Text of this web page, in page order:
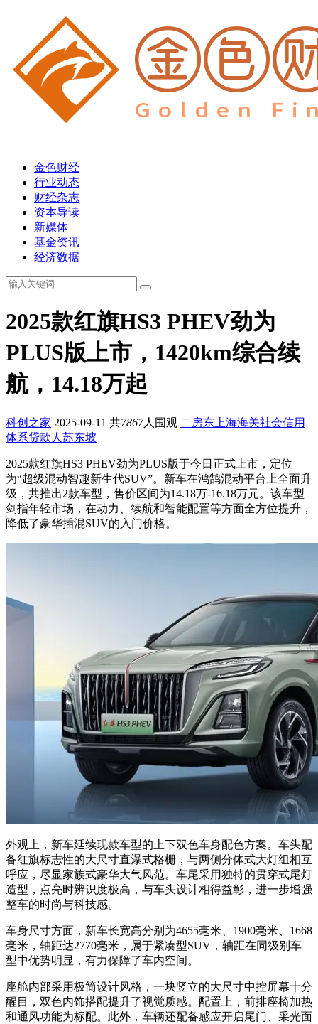
金色财经
行业动态
财经杂志
资本导读
新媒体
基金资讯
经济数据
2025款红旗HS3 PHEV劲为
PLUS版上市，1420km综合续
航，14.18万起
科创之家 2025-09-11 共7867人围观 二房东 上海海关社会信用
体系贷款人 苏东坡
2025款红旗HS3 PHEV劲为PLUS版于今日正式上市，定位
为“超级混动智趣新生代SUV”。新车在鸿鹄混动平台上全面升
级，共推出2款车型，售价区间为14.18万-16.18万元。该车型
剑指年轻市场，在动力、续航和智能配置等方面全方位提升，
降低了豪华插混SUV的入门价格。
外观上，新车延续现款车型的上下双色车身配色方案。车头配
备红旗标志性的大尺寸直瀑式格栅，与两侧分体式大灯组相互
呼应，尽显家族式豪华大气风范。车尾采用独特的贯穿式尾灯
造型，点亮时辨识度极高，与车头设计相得益彰，进一步增强
整车的时尚与科技感。
车身尺寸方面，新车长宽高分别为4655毫米、1900毫米、1668
毫米，轴距达2770毫米，属于紧凑型SUV，轴距在同级别车
型中优势明显，有力保障了车内空间。
座舱内部采用极简设计风格，一块竖立的大尺寸中控屏幕十分
醒目，双色内饰搭配提升了视觉质感。配置上，前排座椅加热
和通风功能为标配。此外，车辆还配备感应开启尾门、采光面